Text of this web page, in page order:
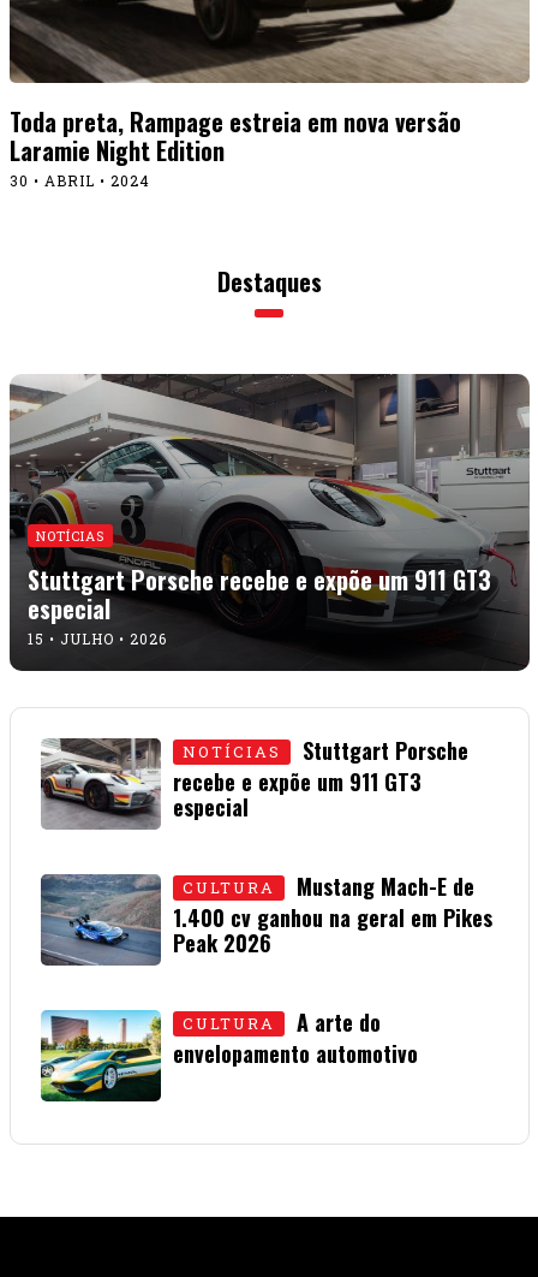
Toda preta, Rampage estreia em nova versão
Laramie Night Edition
30 • ABRIL • 2024
Destaques
NOTÍCIAS
Stuttgart Porsche recebe e expõe um 911 GT3
especial
15 • JULHO • 2026
NOTÍCIAS
Stuttgart Porsche
recebe e expõe um 911 GT3
especial
CULTURA
Mustang Mach-E de
1.400 cv ganhou na geral em Pikes
Peak 2026
CULTURA
A arte do
envelopamento automotivo